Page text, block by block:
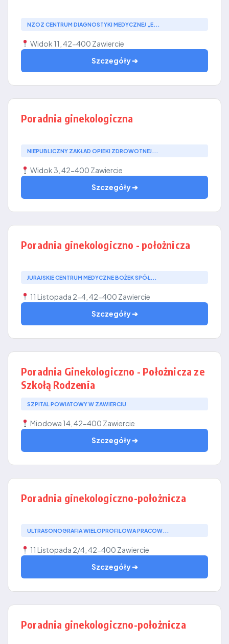
NZOZ CENTRUM DIAGNOSTYKI MEDYCZNEJ „E...
Widok 11, 42-400 Zawiercie
Szczegóły ➔
Poradnia ginekologiczna
NIEPUBLICZNY ZAKŁAD OPIEKI ZDROWOTNEJ...
Widok 3, 42-400 Zawiercie
Szczegóły ➔
Poradnia ginekologiczno - położnicza
JURAJSKIE CENTRUM MEDYCZNE BOŻEK SPÓŁ...
11 Listopada 2-4, 42-400 Zawiercie
Szczegóły ➔
Poradnia Ginekologiczno - Położnicza ze
Szkołą Rodzenia
SZPITAL POWIATOWY W ZAWIERCIU
Miodowa 14, 42-400 Zawiercie
Szczegóły ➔
Poradnia ginekologiczno-położnicza
ULTRASONOGRAFIA WIELOPROFILOWA PRACOW...
11 Listopada 2/4, 42-400 Zawiercie
Szczegóły ➔
Poradnia ginekologiczno-położnicza